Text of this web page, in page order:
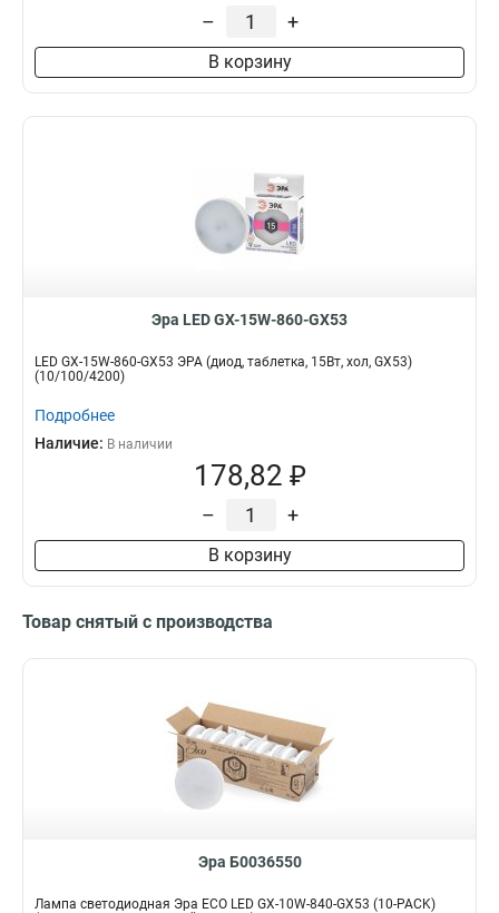
– +
В корзину
Эра LED GX-15W-860-GX53
LED GX-15W-860-GX53 ЭРА (диод, таблетка, 15Вт, хол, GX53)
(10/100/4200)
Подробнее
Наличие: В наличии
178,82 ₽
– +
В корзину
Товар снятый с производства
Эра Б0036550
Лампа светодиодная Эра ECO LED GX-10W-840-GX53 (10-PACK)